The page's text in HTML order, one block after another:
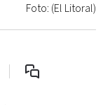
Foto: (El Litoral)